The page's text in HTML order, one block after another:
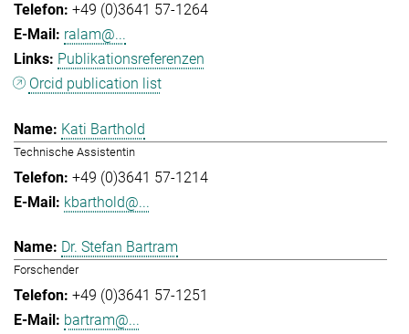
+49 (0)3641 57-1264
ralam@...
Publikationsreferenzen
Orcid publication list
Kati Barthold
Technische Assistentin
+49 (0)3641 57-1214
kbarthold@...
Dr. Stefan Bartram
Forschender
+49 (0)3641 57-1251
bartram@...